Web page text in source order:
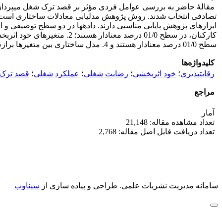
سطح 01/0 درصد معنادار هستند و 4. مدل ساختاری بین متغیرها برازش مناسبی (94/0 = GFI؛ 031/0 = RMSEA؛ 92/0 = AGFI) دارد.
کلیدواژه‌ها
رقابت‎پذیری
؛ خود اثربخشی؛ رضایت شغلی؛ عملکرد شغلی؛ قصد
مراجع
آمار
تعداد مشاهده مقاله: 21,148
تعداد دریافت فایل اصل مقاله: 2,768
سامانه مدیریت نشریات علمی. طراحی و پیاده سازی از سیناوب